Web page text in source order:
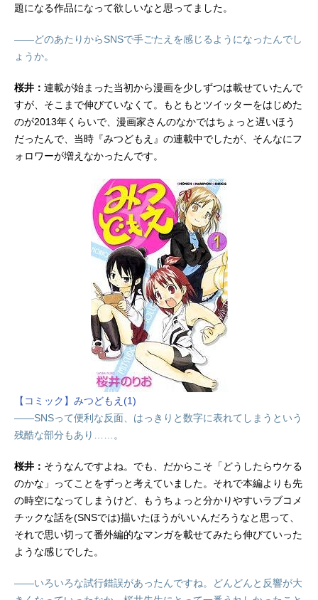
題になる作品になって欲しいなと思ってました。
――どのあたりからSNSで手ごたえを感じるようになったんでし
ょうか。
桜井： 連載が始まった当初から漫画を少しずつは載せていたんで
すが、そこまで伸びていなくて。もともとツイッターをはじめた
のが2013年くらいで、漫画家さんのなかではちょっと遅いほう
だったんで、当時『みつどもえ』の連載中でしたが、そんなにフ
ォロワーが増えなかったんです。
【コミック】みつどもえ(1)
――SNSって便利な反面、はっきりと数字に表れてしまうという
残酷な部分もあり……。
桜井： そうなんですよね。でも、だからこそ「どうしたらウケる
のかな」ってことをずっと考えていました。それで本編よりも先
の時空になってしまうけど、もうちょっと分かりやすいラブコメ
チックな話を(SNSでは)描いたほうがいいんだろうなと思って、
それで思い切って番外編的なマンガを載せてみたら伸びていった
ような感じでした。
――いろいろな試行錯誤があったんですね。どんどんと反響が大